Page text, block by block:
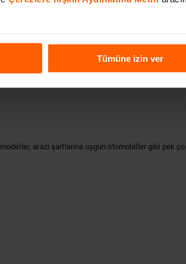
Tümüne izin ver
arazi şartlarına uygun otomobiller gibi pek